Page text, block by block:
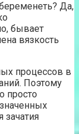
Да,
бывает
вязкость
процессов в
Поэтому
просто
зачатия